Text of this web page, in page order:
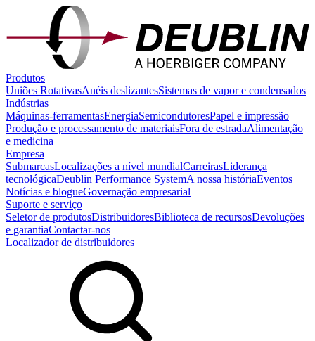
Produtos
Uniões RotativasAnéis deslizantesSistemas de vapor e condensados
Indústrias
Máquinas-ferramentasEnergiaSemicondutoresPapel e impressão
Produção e processamento de materiaisFora de estradaAlimentação
e medicina
Empresa
SubmarcasLocalizações a nível mundialCarreirasLiderança
tecnológicaDeublin Performance SystemA nossa históriaEventos
Notícias e blogueGovernação empresarial
Suporte e serviço
Seletor de produtosDistribuidoresBiblioteca de recursosDevoluções
e garantiaContactar-nos
Localizador de distribuidores